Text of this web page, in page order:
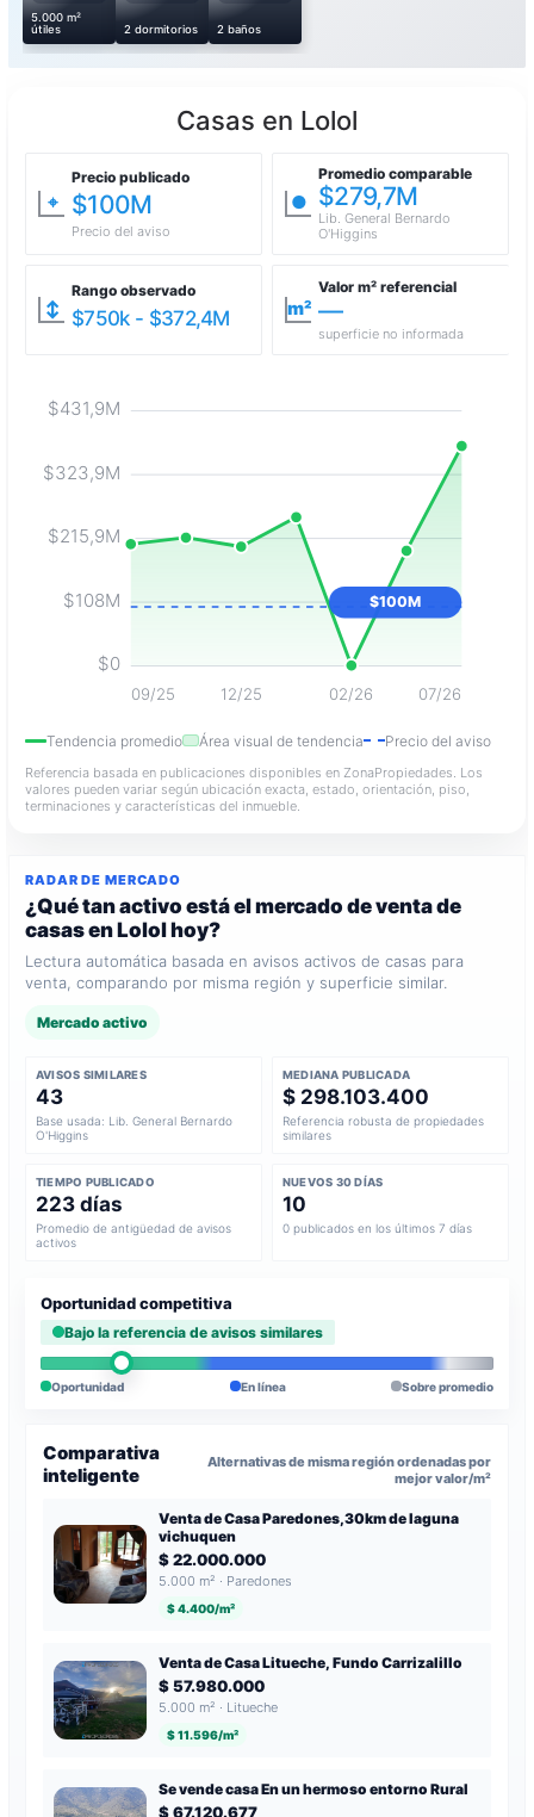
5.000 m²
útiles
2 dormitorios 2 baños
Casas en Lolol
⌖
Precio publicado
$100M
Precio del aviso
●
Promedio comparable
$279,7M
Lib. General Bernardo
O'Higgins
↕
Rango observado
$750k - $372,4M m²
Valor m² referencial
—
superficie no informada
$0
$108M
$215,9M
$323,9M
$431,9M
09/25 12/25 02/26 07/26
$100M
Tendencia promedio Área visual de tendencia Precio del aviso
Referencia basada en publicaciones disponibles en ZonaPropiedades. Los
valores pueden variar según ubicación exacta, estado, orientación, piso,
terminaciones y características del inmueble.
RADAR DE MERCADO
¿Qué tan activo está el mercado de venta de
casas en Lolol hoy?
Lectura automática basada en avisos activos de casas para
venta, comparando por misma región y superficie similar.
Mercado activo
AVISOS SIMILARES
43
Base usada: Lib. General Bernardo
O'Higgins
MEDIANA PUBLICADA
$ 298.103.400
Referencia robusta de propiedades
similares
TIEMPO PUBLICADO
223 días
Promedio de antigüedad de avisos
activos
NUEVOS 30 DÍAS
10
0 publicados en los últimos 7 días
Oportunidad competitiva
Bajo la referencia de avisos similares
Oportunidad En línea Sobre promedio
Comparativa
inteligente
Alternativas de misma región ordenadas por
mejor valor/m²
Venta de Casa Paredones,30km de laguna
vichuquen
$ 22.000.000
5.000 m² · Paredones
$ 4.400/m²
Venta de Casa Litueche, Fundo Carrizalillo
$ 57.980.000
5.000 m² · Litueche
$ 11.596/m²
Se vende casa En un hermoso entorno Rural
$ 67.120.677